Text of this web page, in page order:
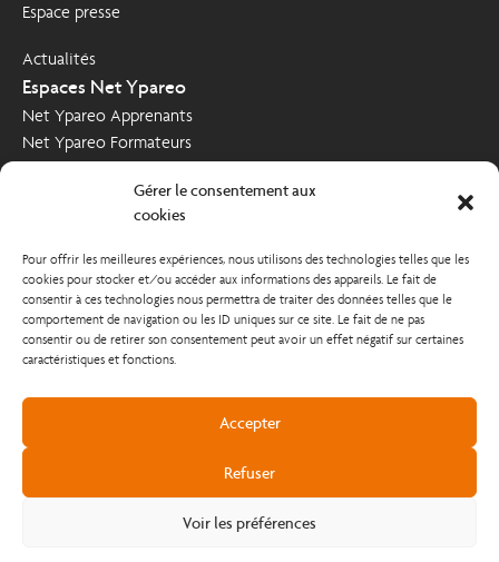
Gérer le consentement aux
cookies
Pour offrir les meilleures expériences, nous utilisons des technologies telles que les
cookies pour stocker et/ou accéder aux informations des appareils. Le fait de
consentir à ces technologies nous permettra de traiter des données telles que le
comportement de navigation ou les ID uniques sur ce site. Le fait de ne pas
consentir ou de retirer son consentement peut avoir un effet négatif sur certaines
caractéristiques et fonctions.
Accepter
Refuser
Voir les préférences
Espace presse
Actualités
Espaces Net Ypareo
Net Ypareo Apprenants
Net Ypareo Formateurs
Nous contacter
Demande d’informations
Poser votre candidature
Nous soutenir
Comment nous soutenir ?
Mentions légales et Conditions Générales d'Utilisation